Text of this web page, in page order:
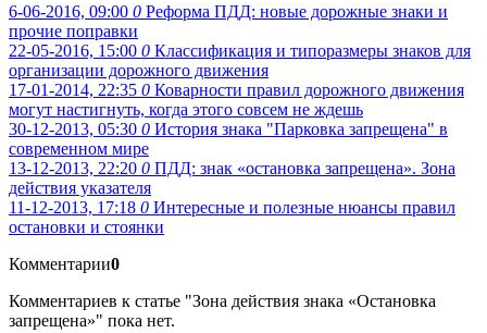
6-06-2016, 09:00 0 Реформа ПДД: новые дорожные знаки и
прочие поправки
22-05-2016, 15:00 0 Классификация и типоразмеры знаков для
организации дорожного движения
17-01-2014, 22:35 0 Коварности правил дорожного движения
могут настигнуть, когда этого совсем не ждешь
30-12-2013, 05:30 0 История знака "Парковка запрещена" в
современном мире
13-12-2013, 22:20 0 ПДД: знак «остановка запрещена». Зона
действия указателя
11-12-2013, 17:18 0 Интересные и полезные нюансы правил
остановки и стоянки
Комментарии0
Комментариев к статье "Зона действия знака «Остановка
запрещена»" пока нет.